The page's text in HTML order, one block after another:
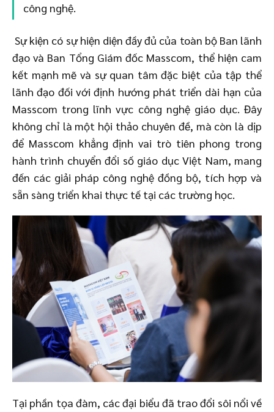
công nghệ.
Sự kiện có sự hiện diện đầy đủ của toàn bộ Ban lãnh
đạo và Ban Tổng Giám đốc Masscom, thể hiện cam
kết mạnh mẽ và sự quan tâm đặc biệt của tập thể
lãnh đạo đối với định hướng phát triển dài hạn của
Masscom trong lĩnh vực công nghệ giáo dục. Đây
không chỉ là một hội thảo chuyên đề, mà còn là dịp
để Masscom khẳng định vai trò tiên phong trong
hành trình chuyển đổi số giáo dục Việt Nam, mang
đến các giải pháp công nghệ đồng bộ, tích hợp và
sẵn sàng triển khai thực tế tại các trường học.
Tại phần tọa đàm, các đại biểu đã trao đổi sôi nổi về